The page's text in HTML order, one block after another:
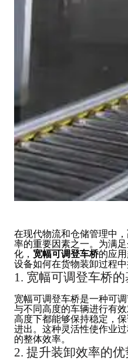
在现代物流和仓储管理中，
率的重要因素之一。为满
化， 宽幅可调登车桥的应
设备如何在货物装卸过程中
1. 宽幅可调登车桥
宽幅可调登车桥是一种可
与不同高度的车辆进行有
高度下都能够保持稳定，
进出。这种灵活性使作业
的整体效率。
2. 提升装卸效率的优